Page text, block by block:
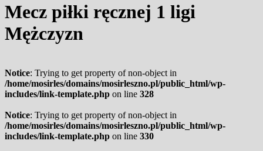
Mecz piłki ręcznej 1 ligi
Mężczyzn
Notice: Trying to get property of non-object in
/home/mosirles/domains/mosirleszno.pl/public_html/wp-
includes/link-template.php on line 328
Notice: Trying to get property of non-object in
/home/mosirles/domains/mosirleszno.pl/public_html/wp-
includes/link-template.php on line 330